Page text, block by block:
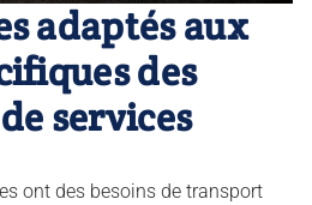
adaptés aux
des
services
ont des besoins de transport